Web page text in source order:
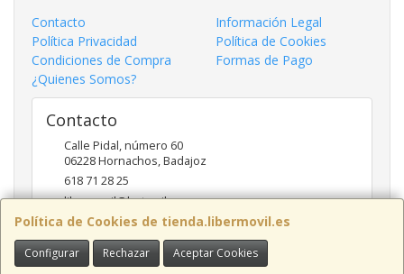
Política de Cookies de tienda.libermovil.es
Configurar Rechazar Aceptar Cookies
Contacto
Información Legal
Política Privacidad
Política de Cookies
Condiciones de Compra
Formas de Pago
¿Quienes Somos?
Contacto
Calle Pidal, número 60
06228Hornachos,Badajoz
618 71 28 25
libermovil@hotmail.com
Horario